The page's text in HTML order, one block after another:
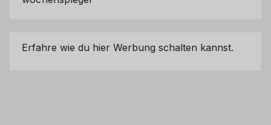
Erfahre wie du hier Werbung schalten kannst.